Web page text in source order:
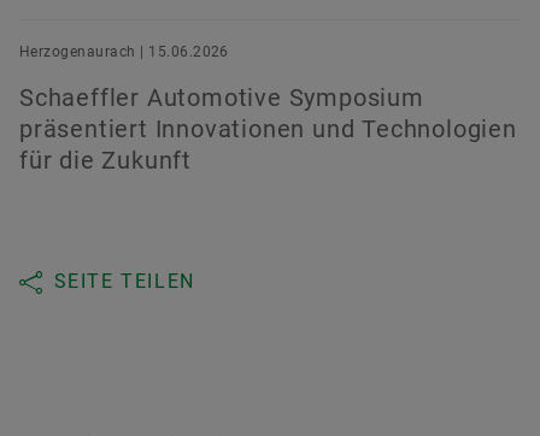
Herzogenaurach | 15.06.2026
Schaeffler Automotive Symposium
präsentiert Innovationen und Technologien
für die Zukunft
SEITE TEILEN